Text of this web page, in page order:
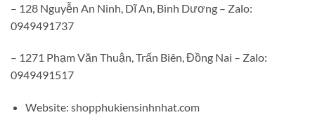
– 128 Nguyễn An Ninh, Dĩ An, Bình Dương – Zalo:
0949491737
– 1271 Phạm Văn Thuận, Trấn Biên, Đồng Nai – Zalo:
0949491517
Website: shopphukiensinhnhat.com